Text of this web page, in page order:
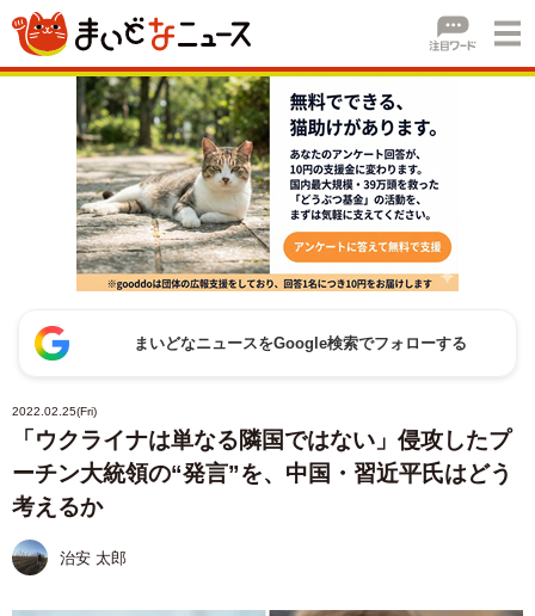
まいどなニュースをGoogle検索でフォローする
2022.02.25(Fri)
「ウクライナは単なる隣国ではない」侵攻したプ
ーチン大統領の“発言”を、中国・習近平氏はどう
考えるか
治安 太郎